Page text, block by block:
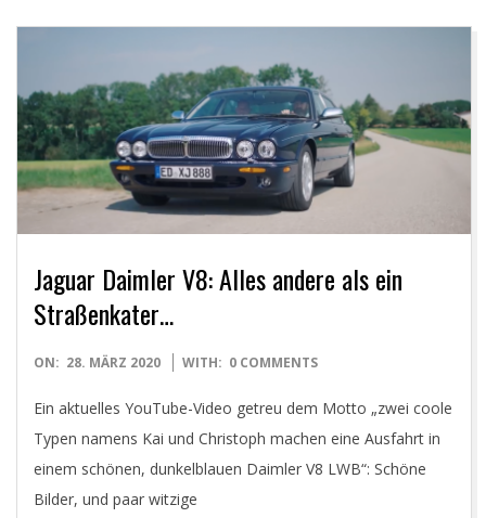
Jaguar Daimler V8: Alles andere als ein
Straßenkater…
2020-
ON: 28. MÄRZ 2020 WITH: 0 COMMENTS
Ein aktuelles YouTube-Video getreu dem Motto „zwei coole
Typen namens Kai und Christoph machen eine Ausfahrt in
einem schönen, dunkelblauen Daimler V8 LWB“: Schöne
Bilder, und paar witzige